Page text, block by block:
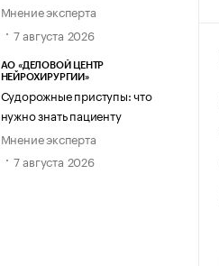
Мнение эксперта
7 августа 2026
АО «ДЕЛОВОЙ ЦЕНТР
НЕЙРОХИРУРГИИ»
Судорожные приступы: что
нужно знать пациенту
Мнение эксперта
7 августа 2026